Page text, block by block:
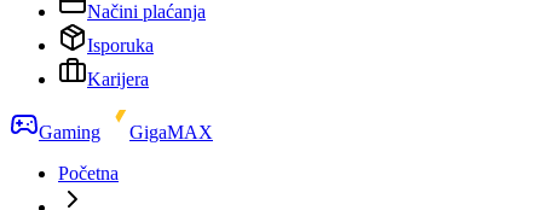
Načini plaćanja
Isporuka
Karijera
Gaming
GigaMAX
Početna